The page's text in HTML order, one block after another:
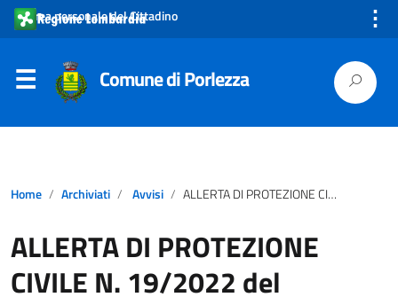
Area personale del Cittadino ⋮
Comune di Porlezza
Home Archiviati Avvisi ALLERTA DI PROTEZIONE CIVILE N. 19/2022 del 06/02/2022 – ARANCIONE VENTO FORTE
ALLERTA DI PROTEZIONE
CIVILE N. 19/2022 del